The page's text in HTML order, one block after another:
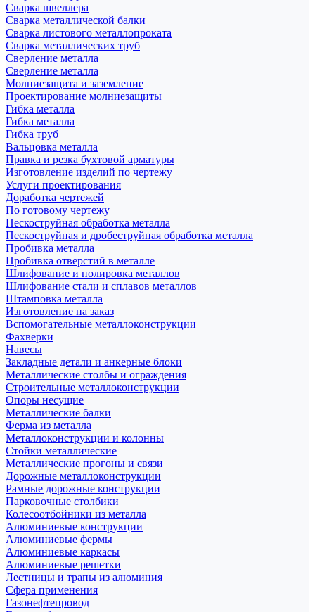
Сварка швеллера
Сварка металлической балки
Сварка листового металлопроката
Сварка металлических труб
Сверление металла
Сверление металла
Молниезащита и заземление
Проектирование молниезащиты
Гибка металла
Гибка металла
Гибка труб
Вальцовка металла
Правка и резка бухтовой арматуры
Изготовление изделий по чертежу
Услуги проектирования
Доработка чертежей
По готовому чертежу
Пескоструйная обработка металла
Пескоструйная и дробеструйная обработка металла
Пробивка металла
Пробивка отверстий в металле
Шлифование и полировка металлов
Шлифование стали и сплавов металлов
Штамповка металла
Изготовление на заказ
Вспомогательные металлоконструкции
Фахверки
Навесы
Закладные детали и анкерные блоки
Металлические столбы и ограждения
Строительные металлоконструкции
Опоры несущие
Металлические балки
Ферма из металла
Металлоконструкции и колонны
Стойки металлические
Металлические прогоны и связи
Дорожные металлоконструкции
Рамные дорожные конструкции
Парковочные столбики
Колесоотбойники из металла
Алюминиевые конструкции
Алюминиевые фермы
Алюминиевые каркасы
Алюминиевые решетки
Лестницы и трапы из алюминия
Сфера применения
Газонефтепровод